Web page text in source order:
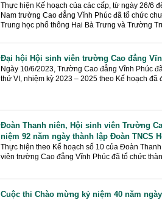
Thực hiện Kế hoạch của các cấp, từ ngày 26/6
Nam trường Cao đẳng Vĩnh Phúc đã tổ chức
Trung học phổ thông Hai Bà Trưng và Trường
Đại hội Hội sinh viên trường Cao đẳng
Ngày 10/6/2023, Trường Cao đẳng Vĩnh Phúc
thứ VI, nhiệm kỳ 2023 – 2025 theo Kế hoạch đã
Đoàn Thanh niên, Hội sinh viên Trường
niệm 92 năm ngày thành lập Đoàn TNCS
Thực hiện theo Kế hoạch số 10 của Đoàn
viên trường Cao đẳng Vĩnh Phúc đã tổ chức
Cuộc thi Chào mừng kỷ niệm 40 năm